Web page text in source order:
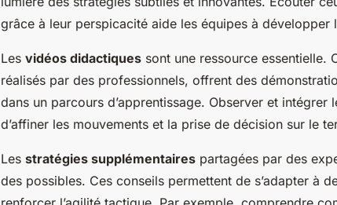
grâce à leur perspicacité aide les équipes à développer
Les vidéos didactiques sont une ressource essentielle.
réalisés par des professionnels, offrent des
dans un parcours d’apprentissage. Observer et intégrer
d’affiner les mouvements et la prise de décision sur le
Les stratégies supplémentaires partagées par des
des possibles. Ces conseils permettent de s’adapter à